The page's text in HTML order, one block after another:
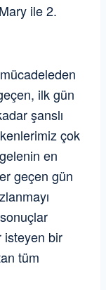
ile 2.
ilk gün
şanslı
çok
en
geçen gün
isteyen bir
tüm